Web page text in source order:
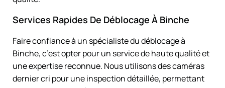
Services Rapides De Déblocage À Binche
Faire confiance à un spécialiste du déblocage à
Binche, c’est opter pour un service de haute qualité et
une expertise reconnue. Nous utilisons des caméras
dernier cri pour une inspection détaillée, permettant